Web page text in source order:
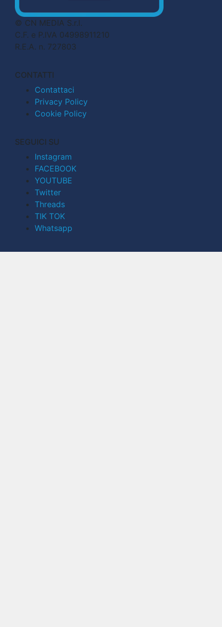
© CN MEDIA S.r.l.
C.F. e P.IVA 04998911210
R.E.A. n. 727803
CONTATTI
Contattaci
Privacy Policy
Cookie Policy
SEGUICI SU
Instagram
FACEBOOK
YOUTUBE
Twitter
Threads
TIK TOK
Whatsapp